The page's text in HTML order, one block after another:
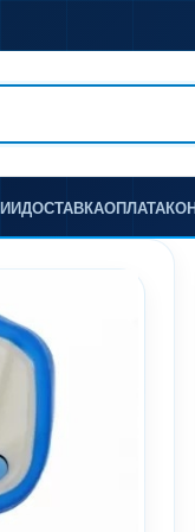
ДОСТАВКАОПЛАТА